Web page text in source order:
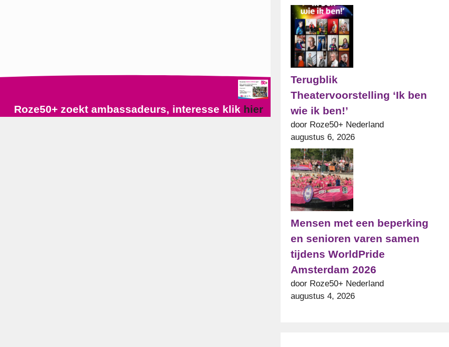
Roze50+ zoekt ambassadeurs, interesse klik hier
Terugblik
Theatervoorstelling ‘Ik ben
wie ik ben!’
door Roze50+ Nederland
augustus 6, 2026
Mensen met een beperking
en senioren varen samen
tijdens WorldPride
Amsterdam 2026
door Roze50+ Nederland
augustus 4, 2026